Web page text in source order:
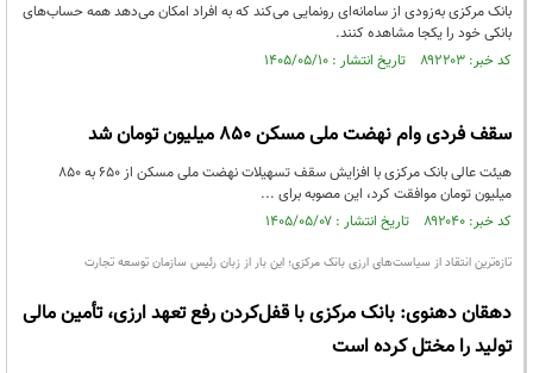
بانک مرکزی به‌زودی از سامانه‌ای رونمایی می‌کند که به افراد امکان می‌دهد همه حساب‌های
بانکی خود را یکجا مشاهده کنند.
کد خبر: ۸۹۲۲۰۳ تاریخ انتشار : ۱۴۰۵/۰۵/۱۰
سقف فردی وام نهضت ملی مسکن ۸۵۰ میلیون تومان شد
هیئت عالی بانک مرکزی با افزایش سقف تسهیلات نهضت ملی مسکن از ۶۵۰ به ۸۵۰
میلیون تومان موافقت کرد، این مصوبه برای ...
کد خبر: ۸۹۲۰۴۰ تاریخ انتشار : ۱۴۰۵/۰۵/۰۷
تازه‌ترین انتقاد از سیاست‌های ارزی بانک مرکزی؛ این بار از زبان رئیس سازمان توسعه تجارت
دهقان دهنوی: بانک مرکزی با قفل‌کردن رفع تعهد ارزی، تأمین مالی
تولید را مختل کرده است